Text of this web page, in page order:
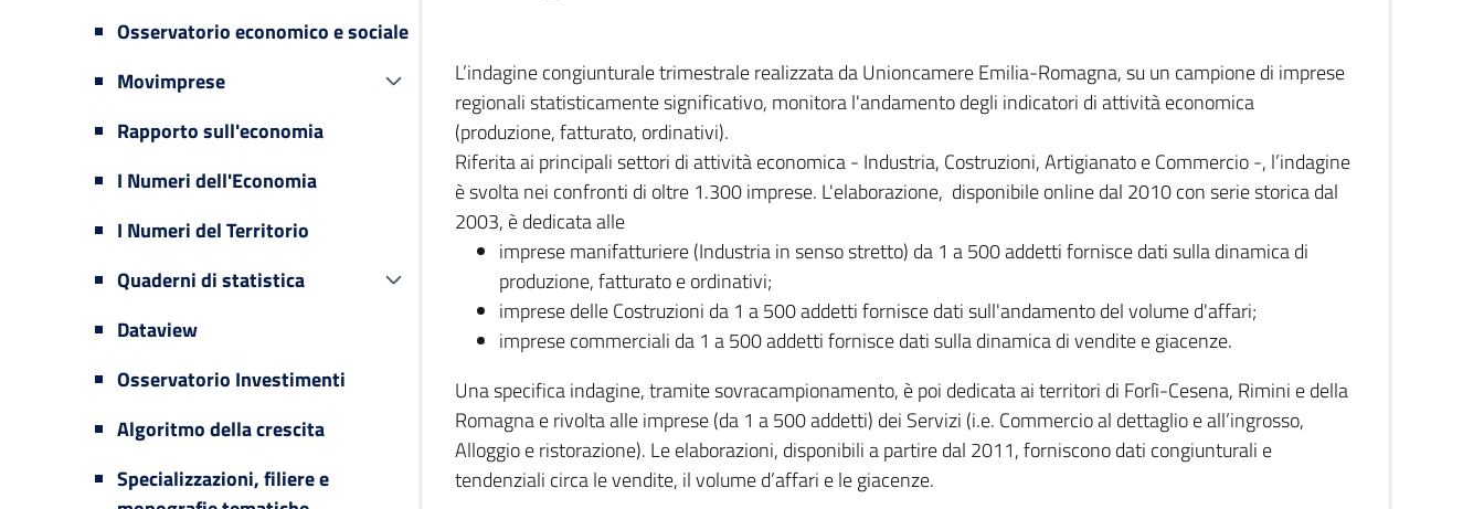
Osservatorio economico e sociale
Movimprese
Rapporto sull'economia
I Numeri dell'Economia
I Numeri del Territorio
Quaderni di statistica
Dataview
Osservatorio Investimenti
Algoritmo della crescita
Specializzazioni, filiere e
L’indagine congiunturale trimestrale realizzata da Unioncamere Emilia-Romagna, su un campione di imprese
regionali statisticamente significativo, monitora l'andamento degli indicatori di attività economica
(produzione, fatturato, ordinativi).
Riferita ai principali settori di attività economica - Industria, Costruzioni, Artigianato e Commercio -, l’indagine
è svolta nei confronti di oltre 1.300 imprese. L'elaborazione, disponibile online dal 2010 con serie storica dal
2003, è dedicata alle
imprese manifatturiere (Industria in senso stretto) da 1 a 500 addetti fornisce dati sulla dinamica di
produzione, fatturato e ordinativi;
imprese delle Costruzioni da 1 a 500 addetti fornisce dati sull'andamento del volume d'affari;
imprese commerciali da 1 a 500 addetti fornisce dati sulla dinamica di vendite e giacenze.
Una specifica indagine, tramite sovracampionamento, è poi dedicata ai territori di Forlì-Cesena, Rimini e della
Romagna e rivolta alle imprese (da 1 a 500 addetti) dei Servizi (i.e. Commercio al dettaglio e all’ingrosso,
Alloggio e ristorazione). Le elaborazioni, disponibili a partire dal 2011, forniscono dati congiunturali e
tendenziali circa le vendite, il volume d’affari e le giacenze.